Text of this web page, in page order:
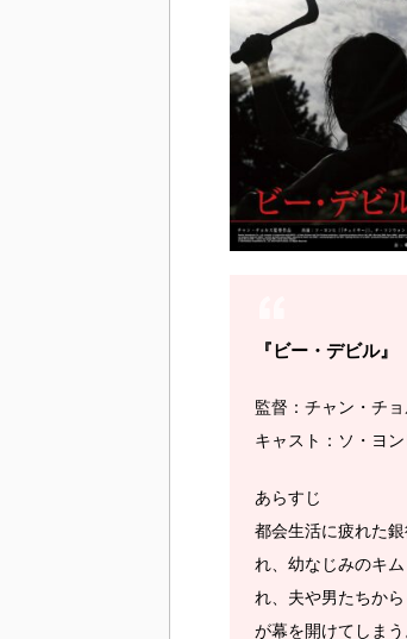
『ビー・デビル』
監督：チャン・チョ
キャスト：ソ・ヨ
あらすじ
都会生活に疲れた
れ、幼なじみのキ
れ、夫や男たちか
が幕を開けてしまう